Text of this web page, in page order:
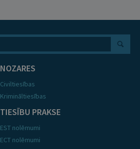
NOZARES
Civiltiesības
Krimināltiesības
TIESĪBU PRAKSE
EST nolēmumi
ECT nolēmumi